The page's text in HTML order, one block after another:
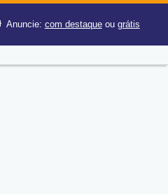
Anuncie: com destaqueou grátis